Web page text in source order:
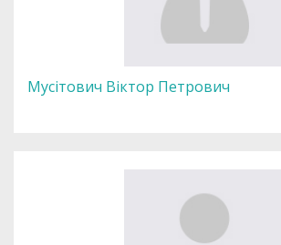
Мусітович Віктор Петрович